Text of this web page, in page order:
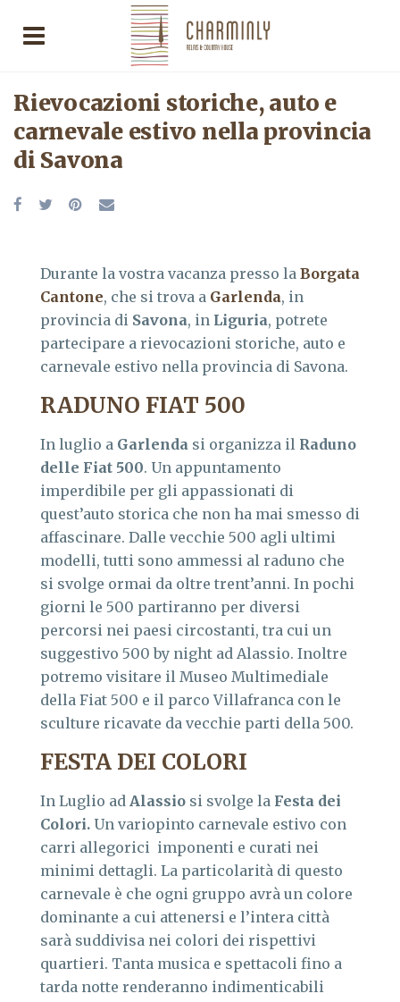
Rievocazioni storiche, auto e
carnevale estivo nella provincia
di Savona
Durante la vostra vacanza presso la Borgata
Cantone, che si trova a Garlenda, in
provincia di Savona, in Liguria, potrete
partecipare a rievocazioni storiche, auto e
carnevale estivo nella provincia di Savona.
RADUNO FIAT 500
In luglio a Garlenda si organizza il Raduno
delle Fiat 500. Un appuntamento
imperdibile per gli appassionati di
quest’auto storica che non ha mai smesso di
affascinare. Dalle vecchie 500 agli ultimi
modelli, tutti sono ammessi al raduno che
si svolge ormai da oltre trent’anni. In pochi
giorni le 500 partiranno per diversi
percorsi nei paesi circostanti, tra cui un
suggestivo 500 by night ad Alassio. Inoltre
potremo visitare il Museo Multimediale
della Fiat 500 e il parco Villafranca con le
sculture ricavate da vecchie parti della 500.
FESTA DEI COLORI
In Luglio ad Alassio si svolge la Festa dei
Colori. Un variopinto carnevale estivo con
carri allegorici imponenti e curati nei
minimi dettagli. La particolarità di questo
carnevale è che ogni gruppo avrà un colore
dominante a cui attenersi e l’intera città
sarà suddivisa nei colori dei rispettivi
quartieri. Tanta musica e spettacoli fino a
tarda notte renderanno indimenticabili